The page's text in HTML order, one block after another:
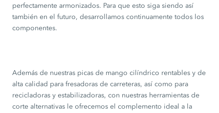
perfectamente armonizados. Para que esto siga siendo así
también en el futuro, desarrollamos continuamente todos los
componentes.
Además de nuestras picas de mango cilíndrico rentables y de
alta calidad para fresadoras de carreteras, así como para
recicladoras y estabilizadoras, con nuestras herramientas de
corte alternativas le ofrecemos el complemento ideal a la